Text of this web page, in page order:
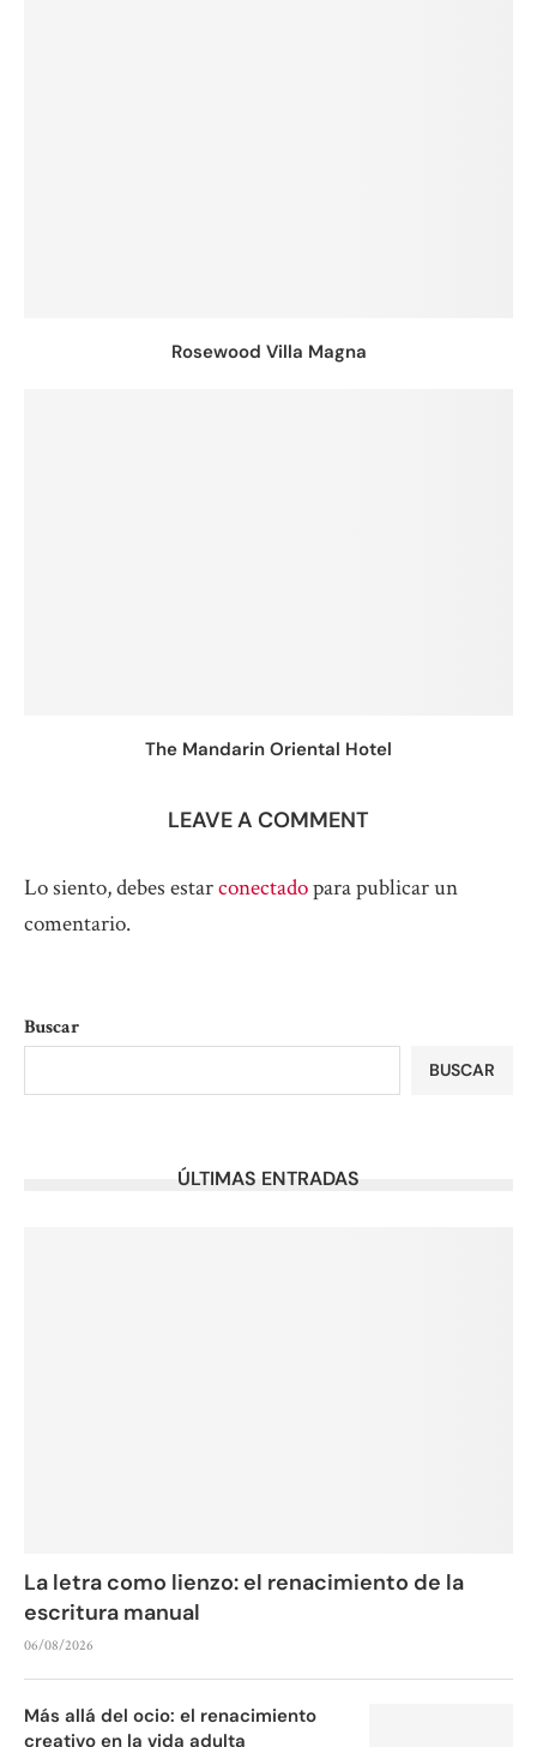
Rosewood Villa Magna
The Mandarin Oriental Hotel
LEAVE A COMMENT
Lo siento, debes estarconectadopara publicar un
comentario.
Buscar
BUSCAR
ÚLTIMAS ENTRADAS
La letra como lienzo: el renacimiento de la
escritura manual
06/08/2026
Más allá del ocio: el renacimiento
creativo en la vida adulta